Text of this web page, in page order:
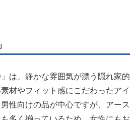
は、静かな雰囲気が漂う隠れ家的
材やフィット感にこだわったアイ
性向けの品が中心ですが、アース